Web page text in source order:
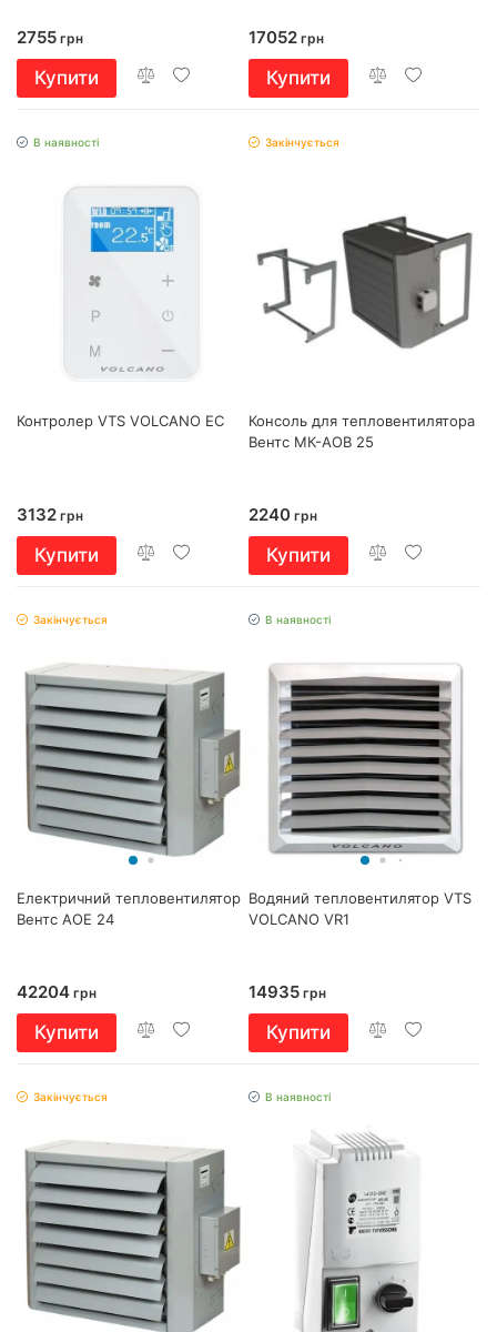
2755 грн
Купити
17052 грн
Купити
В наявності
Контролер VTS VOLCANO EC
3132 грн
Купити
Закінчується
Консоль для тепловентилятора
Вентс МК-АОВ 25
2240 грн
Купити
Закінчується
Електричний тепловентилятор
Вентс АОЕ 24
42204 грн
Купити
В наявності
Водяний тепловентилятор VTS
VOLCANO VR1
14935 грн
Купити
Закінчується В наявності